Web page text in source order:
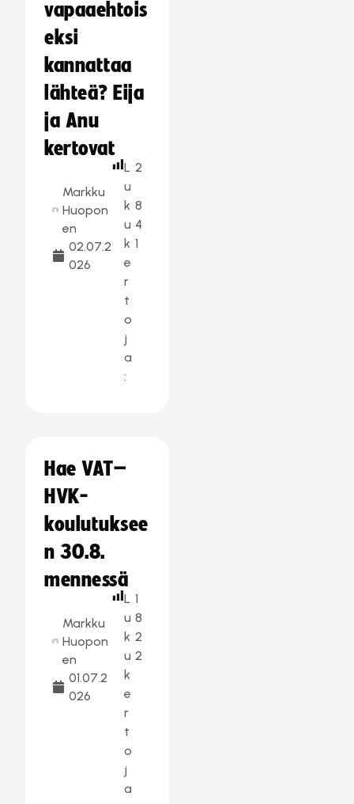
vapaaehtois
eksi
kannattaa
lähteä? Eija
ja Anu
kertovat
Markku
Huopon
en
02.07.2
026
L
u
k
u
k
e
r
t
o
j
a
:
2
8
4
1
Hae VAT–
HVK-
koulutuksee
n 30.8.
mennessä
Markku
Huopon
en
01.07.2
026
L
u
k
u
k
e
r
t
o
j
a
1
8
2
2